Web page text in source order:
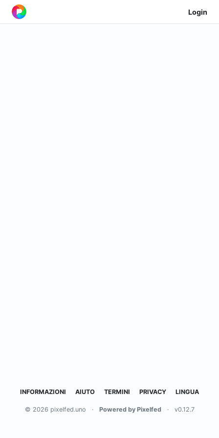
Login
INFORMAZIONI AIUTO TERMINI PRIVACY LINGUA
© 2026 pixelfed.uno · Powered by Pixelfed · v0.12.7